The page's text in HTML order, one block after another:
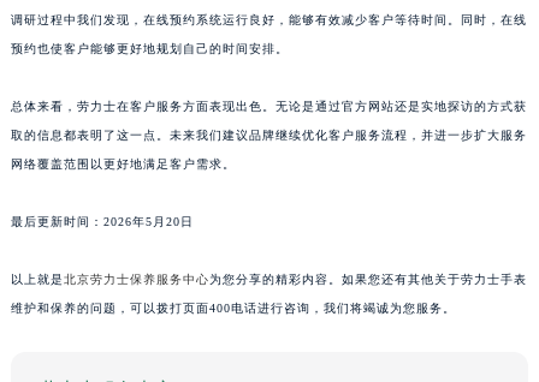
调研过程中我们发现，在线预约系统运行良好，能够有效减少客户等待时间。同时，在线
预约也使客户能够更好地规划自己的时间安排。
总体来看，劳力士在客户服务方面表现出色。无论是通过官方网站还是实地探访的方式获
取的信息都表明了这一点。未来我们建议品牌继续优化客户服务流程，并进一步扩大服务
网络覆盖范围以更好地满足客户需求。
最后更新时间：2026年5月20日
以上就是北京劳力士保养服务中心为您分享的精彩内容。如果您还有其他关于劳力士手表
维护和保养的问题，可以拨打页面400电话进行咨询，我们将竭诚为您服务。